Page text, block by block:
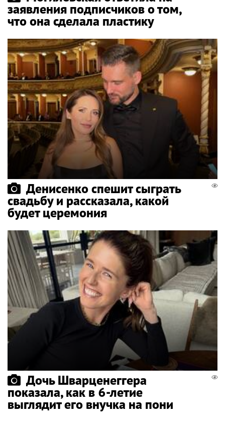
заявления подписчиков о том,
что она сделала пластику
Денисенко спешит сыграть
свадьбу и рассказала, какой
будет церемония
Дочь Шварценеггера
показала, как в 6-летие
выглядит его внучка на пони